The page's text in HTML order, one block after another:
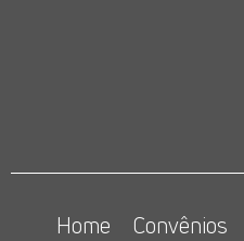
Home Convênios